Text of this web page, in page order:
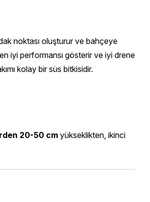
noktası oluşturur ve bahçeye
en iyi performansı gösterir ve iyi drene
kolay bir süs bitkisidir.
20-50 cmyükseklikten, ikinci